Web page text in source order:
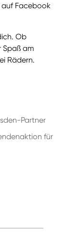
Facebook
Ob
Spaß am
Rädern.
Partner
für